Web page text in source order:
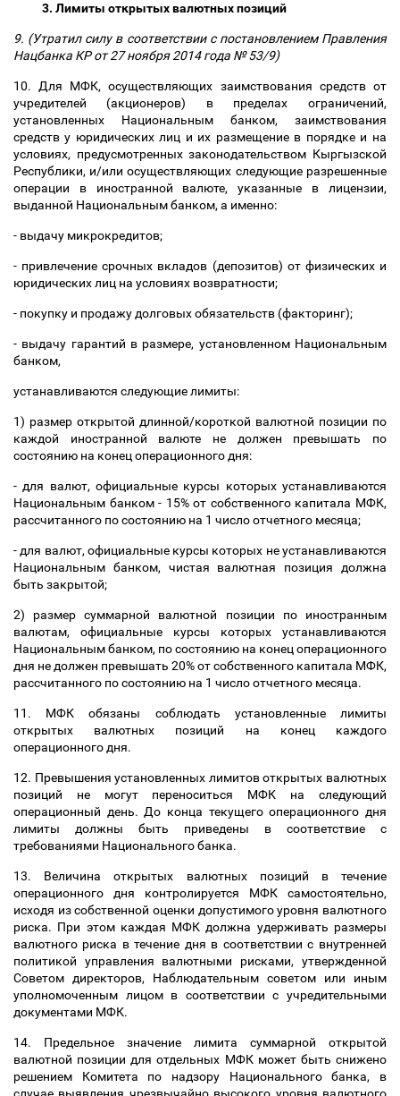
3. Лимиты открытых валютных позиций
9. (Утратил силу в соответствии с постановлением Правления
Нацбанка КР от 27 ноября 2014 года № 53/9)
10. Для МФК, осуществляющих заимствования средств от
учредителей (акционеров) в пределах ограничений,
установленных Национальным банком, заимствования
средств у юридических лиц и их размещение в порядке и на
условиях, предусмотренных законодательством Кыргызской
Республики, и/или осуществляющих следующие разрешенные
операции в иностранной валюте, указанные в лицензии,
выданной Национальным банком, а именно:
- выдачу микрокредитов;
- привлечение срочных вкладов (депозитов) от физических и
юридических лиц на условиях возвратности;
- покупку и продажу долговых обязательств (факторинг);
- выдачу гарантий в размере, установленном Национальным
банком,
устанавливаются следующие лимиты:
1) размер открытой длинной/короткой валютной позиции по
каждой иностранной валюте не должен превышать по
состоянию на конец операционного дня:
- для валют, официальные курсы которых устанавливаются
Национальным банком - 15% от собственного капитала МФК,
рассчитанного по состоянию на 1 число отчетного месяца;
- для валют, официальные курсы которых не устанавливаются
Национальным банком, чистая валютная позиция должна
быть закрытой;
2) размер суммарной валютной позиции по иностранным
валютам, официальные курсы которых устанавливаются
Национальным банком, по состоянию на конец операционного
дня не должен превышать 20% от собственного капитала МФК,
рассчитанного по состоянию на 1 число отчетного месяца.
11. МФК обязаны соблюдать установленные лимиты
открытых валютных позиций на конец каждого
операционного дня.
12. Превышения установленных лимитов открытых валютных
позиций не могут переноситься МФК на следующий
операционный день. До конца текущего операционного дня
лимиты должны быть приведены в соответствие с
требованиями Национального банка.
13. Величина открытых валютных позиций в течение
операционного дня контролируется МФК самостоятельно,
исходя из собственной оценки допустимого уровня валютного
риска. При этом каждая МФК должна удерживать размеры
валютного риска в течение дня в соответствии с внутренней
политикой управления валютными рисками, утвержденной
Советом директоров, Наблюдательным советом или иным
уполномоченным лицом в соответствии с учредительными
документами МФК.
14. Предельное значение лимита суммарной открытой
валютной позиции для отдельных МФК может быть снижено
решением Комитета по надзору Национального банка, в